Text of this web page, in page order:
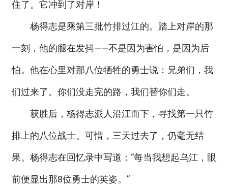
住了。它冲到了对岸！
杨得志是乘第三批竹排过江的。踏上对岸的那
一刻，他的腿在发抖——不是因为害怕，是因为后
怕。他在心里对那八位牺牲的勇士说：兄弟们，我
们过来了。你们没走完的路，我们替你们走。
获胜后，杨得志派人沿江而下，寻找第一只竹
排上的八位战士。可惜，三天过去了，仍毫无结
果。杨得志在回忆录中写道：“每当我想起乌江，眼
前便显出那8位勇士的英姿。”